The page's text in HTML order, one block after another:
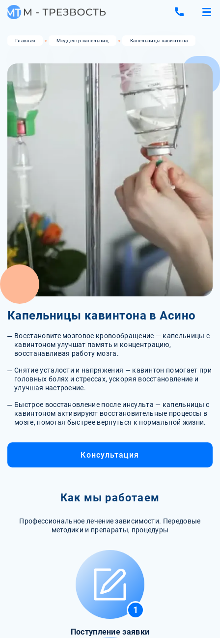
Главная Медцентр капельниц Капельницы кавинтона
Капельницы кавинтона в Асино
Восстановите мозговое кровообращение — капельницы с
кавинтоном улучшат память и концентрацию,
восстанавливая работу мозга.
Снятие усталости и напряжения — кавинтон помогает при
головных болях и стрессах, ускоряя восстановление и
улучшая настроение.
Быстрое восстановление после инсульта — капельницы с
кавинтоном активируют восстановительные процессы в
мозге, помогая быстрее вернуться к нормальной жизни.
Консультация
Как мы работаем
Профессиональное лечение зависимости. Передовые
методики и препараты, процедуры
1
Поступление заявки